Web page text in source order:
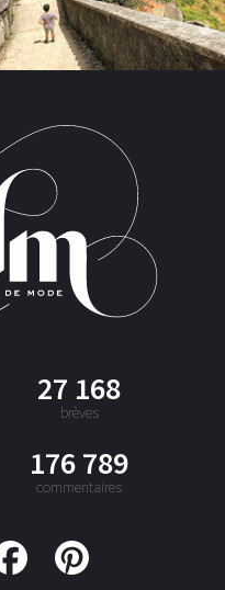
27 168
brèves
176 789
commentaires